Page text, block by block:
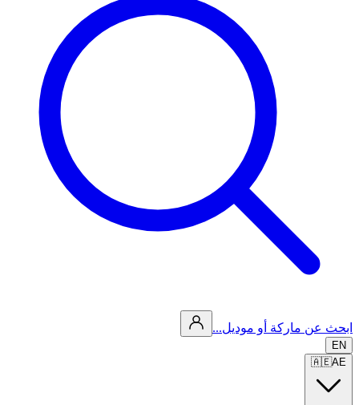
ابحث عن ماركة أو موديل...
EN
🇦🇪AE